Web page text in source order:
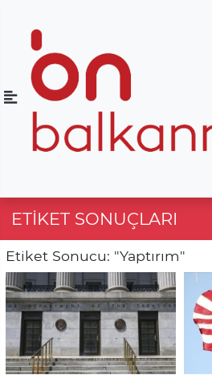
ETIKET SONUÇLARI
Etiket Sonucu: "Yaptırım"